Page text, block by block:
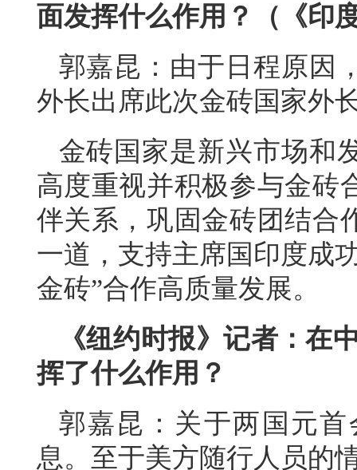
面发挥什么作用？（《印
郭嘉昆：由于日程原因
外长出席此次金砖国家外
金砖国家是新兴市场和
高度重视并积极参与金砖
伴关系，巩固金砖团结合
一道，支持主席国印度成
金砖”合作高质量发展。
《纽约时报》记者：在
挥了什么作用？
郭嘉昆：关于两国元
息。至于美方随行人员的